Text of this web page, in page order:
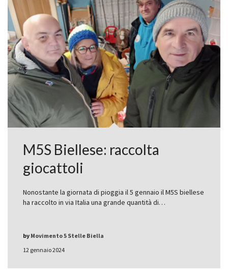
M5S Biellese: raccolta
giocattoli
Nonostante la giornata di pioggia il 5 gennaio il M5S biellese
ha raccolto in via Italia una grande quantità di…
12 gennaio 2024
by Movimento 5 Stelle Biella